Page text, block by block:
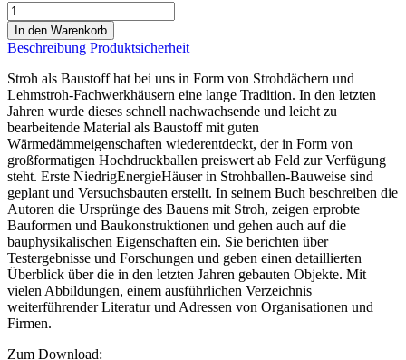
Neues
Bauen
mit
Stroh
Menge
In den Warenkorb
Beschreibung Produktsicherheit
Stroh als Baustoff hat bei uns in Form von Strohdächern und
Lehmstroh-Fachwerkhäusern eine lange Tradition. In den letzten
Jahren wurde dieses schnell nachwachsende und leicht zu
bearbeitende Material als Baustoff mit guten
Wärmedämmeigenschaften wiederentdeckt, der in Form von
großformatigen Hochdruckballen preiswert ab Feld zur Verfügung
steht. Erste NiedrigEnergieHäuser in Strohballen-Bauweise sind
geplant und Versuchsbauten erstellt. In seinem Buch beschreiben die
Autoren die Ursprünge des Bauens mit Stroh, zeigen erprobte
Bauformen und Baukonstruktionen und gehen auch auf die
bauphysikalischen Eigenschaften ein. Sie berichten über
Testergebnisse und Forschungen und geben einen detaillierten
Überblick über die in den letzten Jahren gebauten Objekte. Mit
vielen Abbildungen, einem ausführlichen Verzeichnis
weiterführender Literatur und Adressen von Organisationen und
Firmen.
Zum Download: